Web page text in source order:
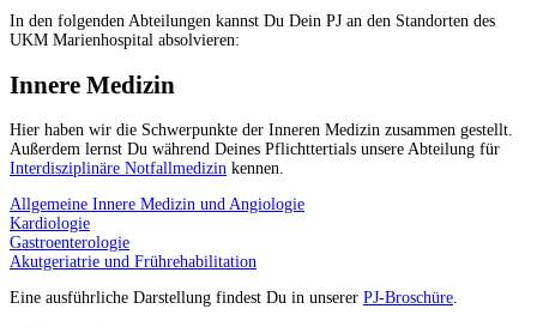
In den folgenden Abteilungen kannst Du Dein PJ an den Standorten des
UKM Marienhospital absolvieren:
Innere Medizin
Hier haben wir die Schwerpunkte der Inneren Medizin zusammen gestellt.
Außerdem lernst Du während Deines Pflichttertials unsere Abteilung für
Interdisziplinäre Notfallmedizin kennen.
Allgemeine Innere Medizin und Angiologie
Kardiologie
Gastroenterologie
Akutgeriatrie und Frührehabilitation
Eine ausführliche Darstellung findest Du in unserer PJ-Broschüre.